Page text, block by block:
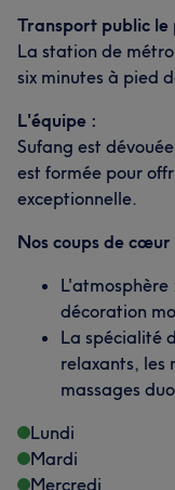
Transport public le
La station de
six minutes à pied
L'équipe :
Sufang est
est formée pour
exceptionnelle.
Nos coups de cœur
L'atmosphère
décoration
La spécialité
relaxants, les
massages
Lundi
Mardi
Mercredi